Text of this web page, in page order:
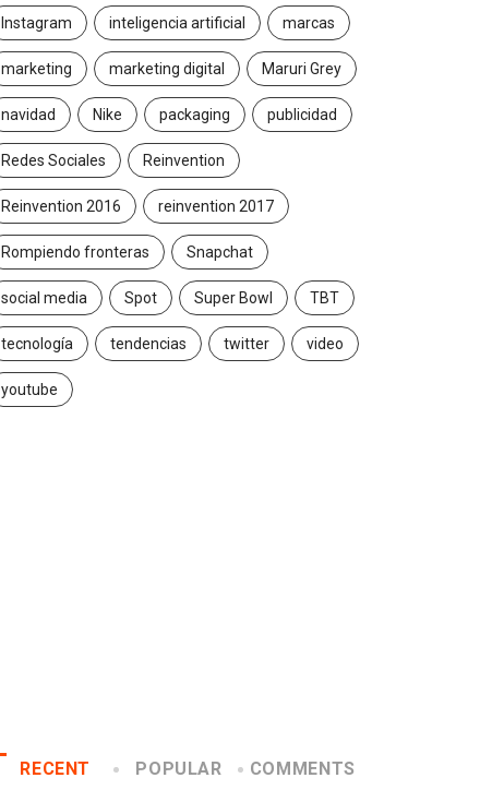
INSIGHTS
Instagram inteligencia artificial marcas
marketing marketing digital Maruri Grey
navidad Nike packaging publicidad
Redes Sociales Reinvention
Reinvention 2016 reinvention 2017
Rompiendo fronteras Snapchat
social media Spot Super Bowl TBT
tecnología tendencias twitter video
youtube
RECENT POPULAR COMMENTS